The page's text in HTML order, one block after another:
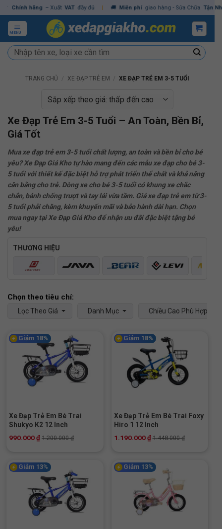
Skip
to
content
hãng – Xuất VAT đầy đủ | 🚚 Miễn phí giao hàng - Sửa Chữa Tận Nhà ✓
MENU
Tìm
kiếm:
TRANG CHỦ / XE ĐẠP TRẺ EM / XE ĐẠP TRẺ EM 3-5 TUỔI
Xe Đạp Trẻ Em 3-5 Tuổi – An Toàn, Bền Bỉ,
Giá Tốt
Mua xe đạp trẻ em 3-5 tuổi chất lượng, an toàn và bền bỉ cho bé
yêu? Xe Đạp Giá Kho tự hào mang đến các mẫu xe đạp cho bé 3-
5 tuổi với thiết kế đặc biệt hỗ trợ phát triển thể chất và khả năng
cân bằng cho trẻ. Dòng xe cho bé 3-5 tuổi có khung xe chắc
chắn, bánh chống trượt và tay lái vừa tầm. Giá xe đạp trẻ em từ 3-
5 tuổi phải chăng, kèm khuyến mãi và bảo hành dài hạn. Chọn
mua ngay tại Xe Đạp Giá Kho để nhận ưu đãi đặc biệt tặng bé
yêu!
THƯƠNG HIỆU
Lọc Theo Giá Danh Mục Chiều Cao Phù Hợp
Giảm 18%
Xe Đạp Trẻ Em Bé Trai
Shukyo K2 12 Inch
990.000₫ 1.200.000₫
Giảm 18%
Xe Đạp Trẻ Em Bé Trai Foxy
Hiro 1 12 Inch
1.190.000₫ 1.448.000₫
Giảm 13% Giảm 13%